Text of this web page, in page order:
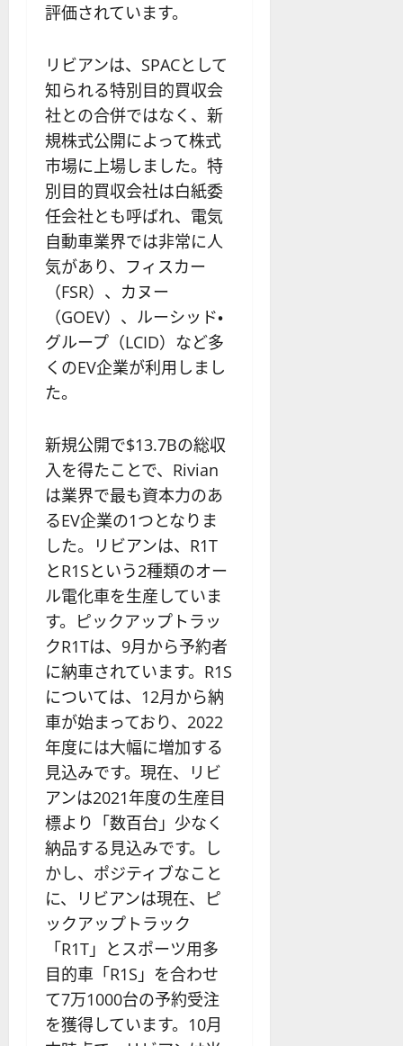
評価されています。
リビアンは、SPACとして
知られる特別目的買収会
社との合併ではなく、新
規株式公開によって株式
市場に上場しました。特
別目的買収会社は白紙委
任会社とも呼ばれ、電気
自動車業界では非常に人
気があり、フィスカー
（FSR）、カヌー
（GOEV）、ルーシッド・
グループ（LCID）など多
くのEV企業が利用しまし
た。
新規公開で$13.7Bの総収
入を得たことで、Rivian
は業界で最も資本力のあ
るEV企業の1つとなりま
した。リビアンは、R1T
とR1Sという2種類のオー
ル電化車を生産していま
す。ピックアップトラッ
クR1Tは、9月から予約者
に納車されています。R1S
については、12月から納
車が始まっており、2022
年度には大幅に増加する
見込みです。現在、リビ
アンは2021年度の生産目
標より「数百台」少なく
納品する見込みです。し
かし、ポジティブなこと
に、リビアンは現在、ピ
ックアップトラック
「R1T」とスポーツ用多
目的車「R1S」を合わせ
て7万1000台の予約受注
を獲得しています。10月